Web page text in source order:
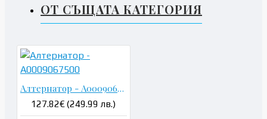
ОТ СЪЩАТА КАТЕГОРИЯ
Алтернатор - A0009067500
127.82€ (249.99 лв.)